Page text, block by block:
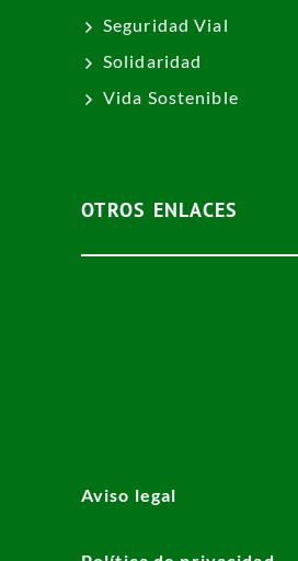
Seguridad Vial
Solidaridad
Vida Sostenible
OTROS ENLACES
Aviso legal